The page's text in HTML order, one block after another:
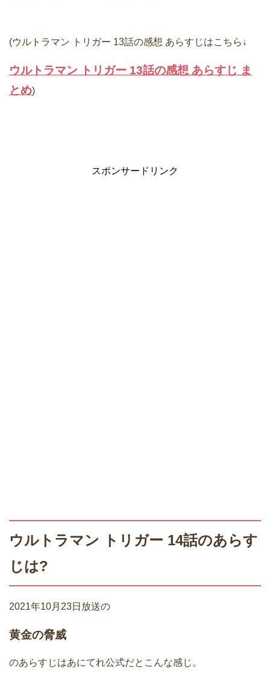
(ウルトラマン トリガー 13話の感想 あらすじはこちら↓
ウルトラマン トリガー 13話の感想 あらすじ ま
とめ)
スポンサードリンク
ウルトラマン トリガー 14話のあらす
じは?
2021年10月23日放送の
黄金の脅威
のあらすじはあにてれ公式だとこんな感じ。